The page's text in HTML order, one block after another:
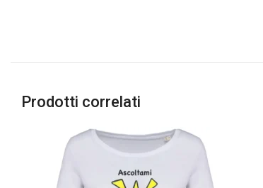
Prodotti correlati